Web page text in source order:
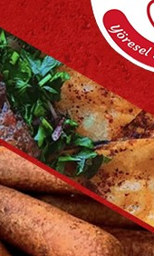
200 kilo bozuk midye
Yazarlar Web TV